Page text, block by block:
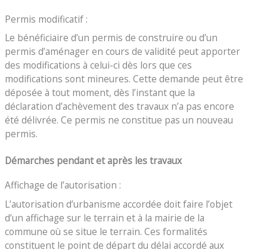
Permis modificatif :
Le bénéficiaire d’un permis de construire ou d’un
permis d’aménager en cours de validité peut apporter
des modifications à celui-ci dès lors que ces
modifications sont mineures. Cette demande peut être
déposée à tout moment, dès l’instant que la
déclaration d’achèvement des travaux n’a pas encore
été délivrée. Ce permis ne constitue pas un nouveau
permis.
Démarches pendant et après les travaux
Affichage de l’autorisation :
L’autorisation d’urbanisme accordée doit faire l’objet
d’un affichage sur le terrain et à la mairie de la
commune où se situe le terrain. Ces formalités
constituent le point de départ du délai accordé aux